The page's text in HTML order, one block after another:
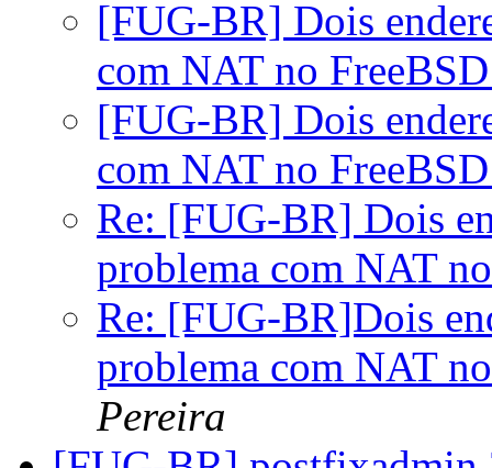
[FUG-BR] Dois
com NAT no
[FUG-BR] Dois
com NAT no
Re: [FUG-BR] Dois
problema com NAT
Re: [FUG-BR]Dois
problema com NAT
Pereira